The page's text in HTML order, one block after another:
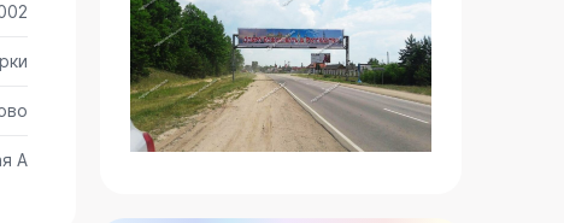
А